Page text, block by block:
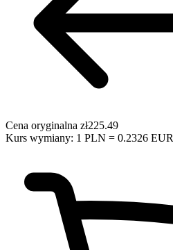
Cena oryginalna zł225.49
Kurs wymiany: 1 PLN = 0.2326 EUR